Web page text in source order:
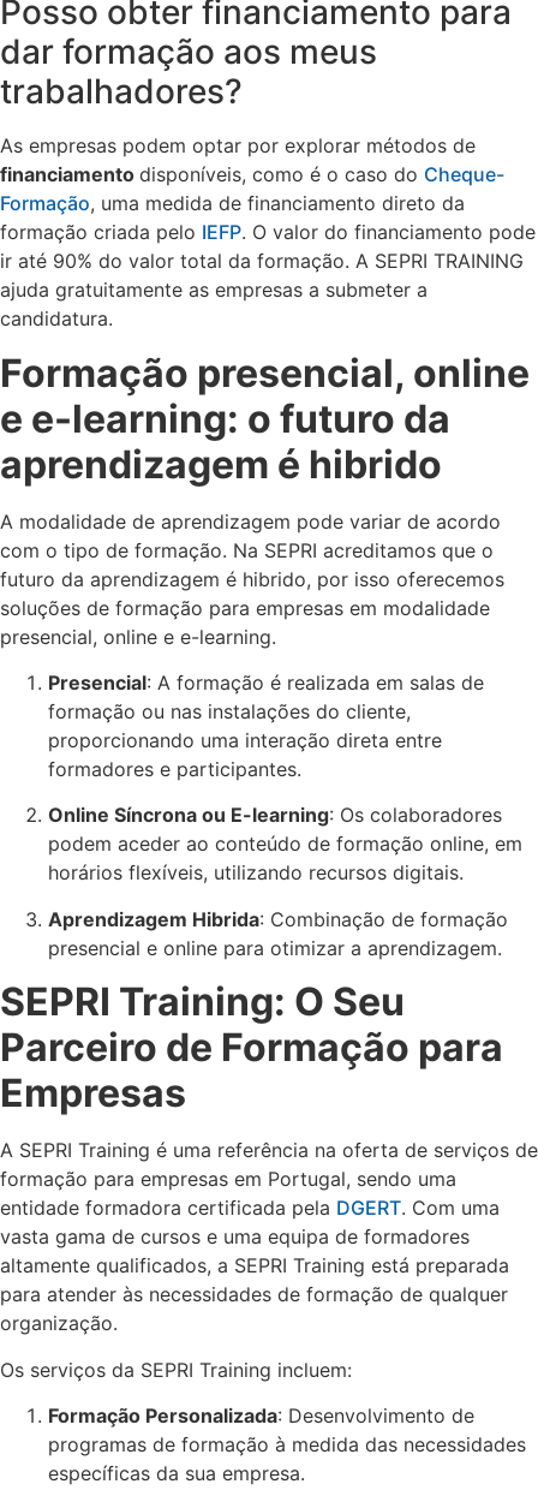
Posso obter financiamento para
dar formação aos meus
trabalhadores?
As empresas podem optar por explorar métodos de
financiamento disponíveis, como é o caso do Cheque-
Formação, uma medida de financiamento direto da
formação criada pelo IEFP. O valor do financiamento pode
ir até 90% do valor total da formação. A SEPRI TRAINING
ajuda gratuitamente as empresas a submeter a
candidatura.
Formação presencial, online
e e-learning: o futuro da
aprendizagem é hibrido
A modalidade de aprendizagem pode variar de acordo
com o tipo de formação. Na SEPRI acreditamos que o
futuro da aprendizagem é hibrido, por isso oferecemos
soluções de formação para empresas em modalidade
presencial, online e e-learning.
Presencial: A formação é realizada em salas de
formação ou nas instalações do cliente,
proporcionando uma interação direta entre
formadores e participantes.
Online Síncrona ou E-learning: Os colaboradores
podem aceder ao conteúdo de formação online, em
horários flexíveis, utilizando recursos digitais.
Aprendizagem Hibrida: Combinação de formação
presencial e online para otimizar a aprendizagem.
SEPRI Training: O Seu
Parceiro de Formação para
Empresas
A SEPRI Training é uma referência na oferta de serviços de
formação para empresas em Portugal, sendo uma
entidade formadora certificada pela DGERT. Com uma
vasta gama de cursos e uma equipa de formadores
altamente qualificados, a SEPRI Training está preparada
para atender às necessidades de formação de qualquer
organização.
Os serviços da SEPRI Training incluem:
Formação Personalizada: Desenvolvimento de
programas de formação à medida das necessidades
específicas da sua empresa.